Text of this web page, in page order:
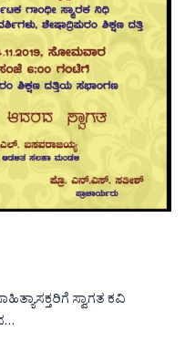
ಸ್ವಾಗತ ಕವಿ